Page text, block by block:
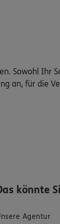
Sowohl Ihr
an, für die
könnte
Agentur